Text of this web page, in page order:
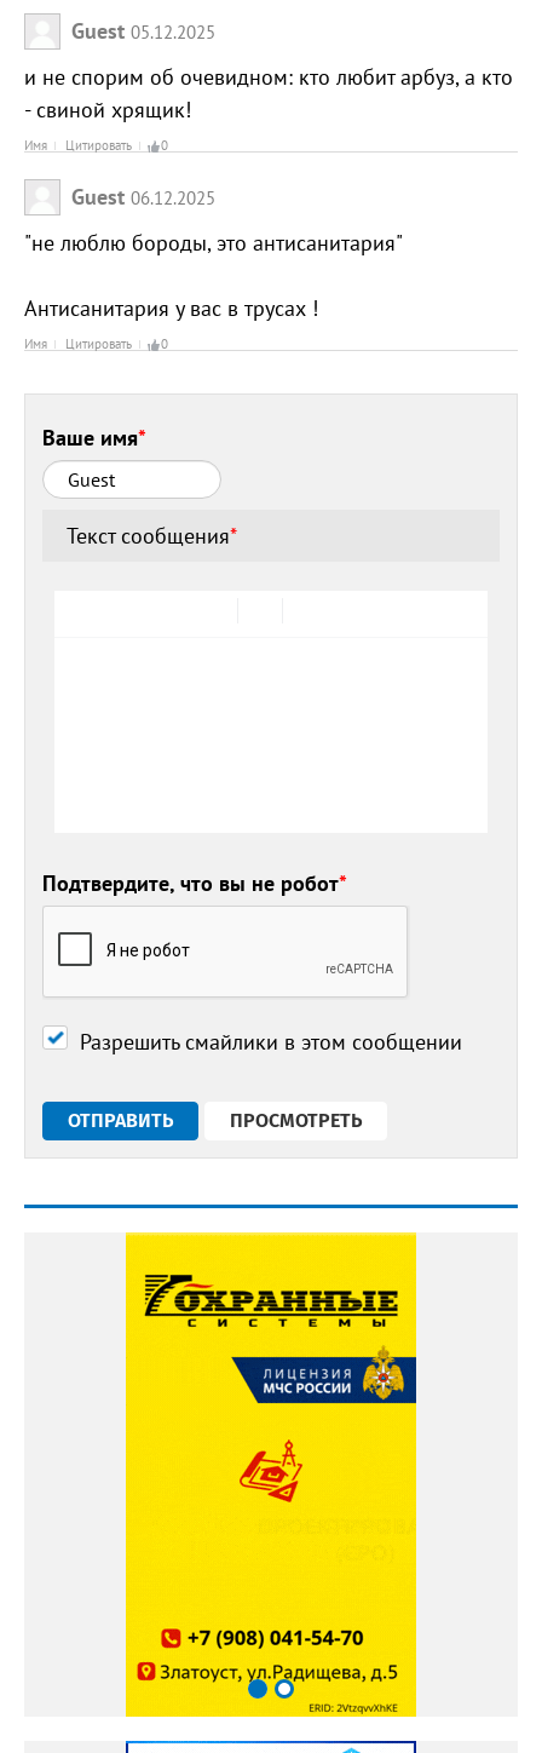
Guest 05.12.2025
и не спорим об очевидном: кто любит арбуз, а кто
- свиной хрящик!
Имя Цитировать 0
Guest 06.12.2025
"не люблю бороды, это антисанитария"
Антисанитария у вас в трусах !
Имя Цитировать 0
Ваше имя*
Текст сообщения*
Подтвердите, что вы не робот*
Разрешить смайлики в этом сообщении